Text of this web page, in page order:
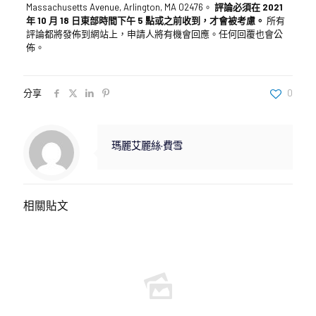
Massachusetts Avenue, Arlington, MA 02476。 評論必須在 2021
年 10 月 18 日東部時間下午 5 點或之前收到，才會被考慮。 所有
評論都將發佈到網站上，申請人將有機會回應。任何回覆也會公
佈。
分享 0
瑪麗艾麗絲·費雪
相關貼文